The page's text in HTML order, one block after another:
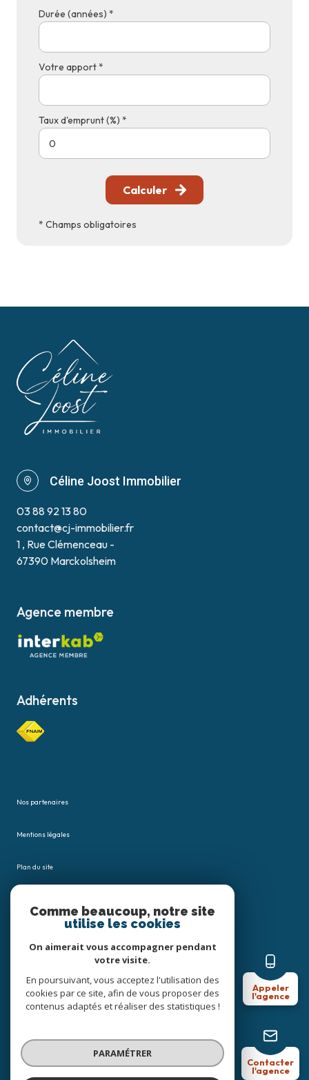
Appeler
l'agence
Contacter
l'agence
Durée (années) *
Votre apport *
Taux d'emprunt (%) *
Calculer
* Champs obligatoires
Céline Joost Immobilier
03 88 92 13 80
contact@cj-immobilier.fr
1 , Rue Clémenceau -
67390 Marckolsheim
Agence membre
Adhérents
Nos partenaires
Mentions légales
Plan du site
Cookies
© 2026 | Tous droits réservés
Comme beaucoup, notre site
utilise les cookies
On aimerait vous accompagner pendant
votre visite.
En poursuivant, vous acceptez l'utilisation des
cookies par ce site, afin de vous proposer des
contenus adaptés et réaliser des statistiques !
PARAMÉTRER